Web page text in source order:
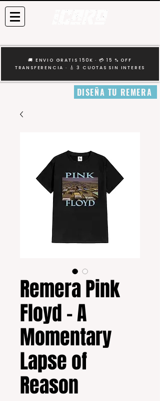
🚚 ENVIO GRATIS 150K · 💳 15 % OFF
TRANSFERENCIA · 🎸 3 CUOTAS SIN INTERES
DISEÑA TU REMERA
Remera Pink
Floyd - A
Momentary
Lapse of
Reason